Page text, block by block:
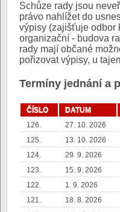
Schůze rady jsou
právo nahlížet do
výpisy (zajišťuje odbor
organizační - budova
rady mají občané
pořizovat výpisy, u
Termíny jednání a
ČÍSLO DATUM
126.
27. 10. 2026
125.
13. 10. 2026
124.
29. 9. 2026
123.
15. 9. 2026
122.
1. 9. 2026
121.
18. 8. 2026